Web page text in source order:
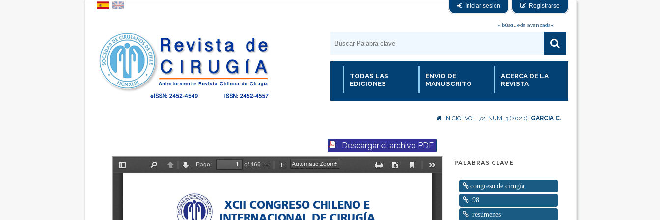
Iniciar sesión Registrarse
» búsqueda avanzada«
TODAS LAS
EDICIONES
ENVÍO DE
MANUSCRITO
ACERCA DE LA
REVISTA
INICIO VOL. 72, NÚM. 3 (2020) GARCIA C.
PALABRAS CLAVE
congreso de cirugía
98
resúmenes
Descargar el archivo PDF